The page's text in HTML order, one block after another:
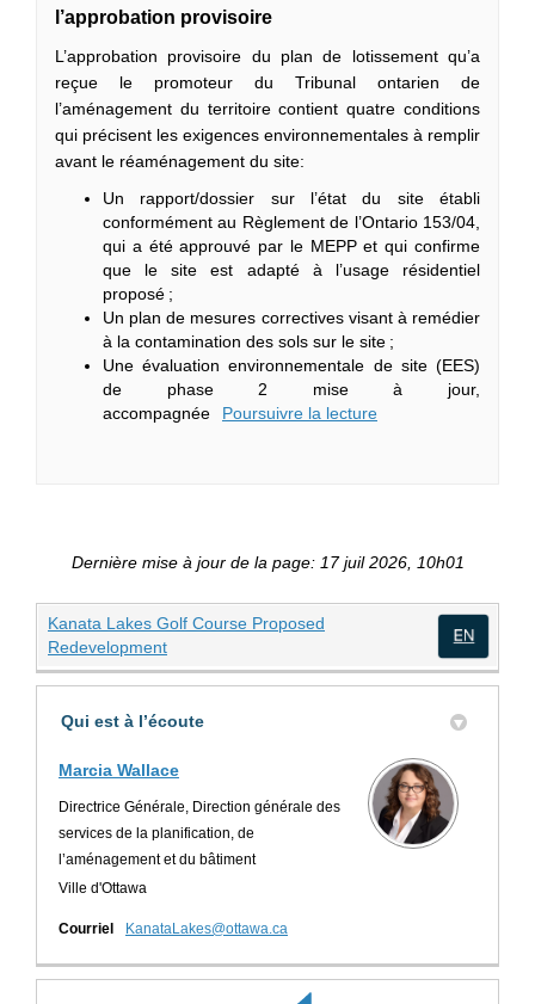
l’approbation provisoire
L’approbation provisoire du plan de lotissement qu’a
reçue le promoteur du Tribunal ontarien de
l’aménagement du territoire contient quatre conditions
qui précisent les exigences environnementales à remplir
avant le réaménagement du site:
Un rapport/dossier sur l’état du site établi
conformément au Règlement de l’Ontario 153/04,
qui a été approuvé par le MEPP et qui confirme
que le site est adapté à l’usage résidentiel
proposé ;
Un plan de mesures correctives visant à remédier
à la contamination des sols sur le site ;
Une évaluation environnementale de site (EES)
de phase 2 mise à jour,
accompagnée
Poursuivre la lecture
Dernière mise à jour de la page: 17 juil 2026, 10h01
Kanata Lakes Golf Course Proposed
Redevelopment(Liens externes)
Qui est à l’écoute
Marcia Wallace
Directrice Générale, Direction générale des
services de la planification, de
l’aménagement et du bâtiment
Ville d'Ottawa
Courriel KanataLakes@ottawa.ca